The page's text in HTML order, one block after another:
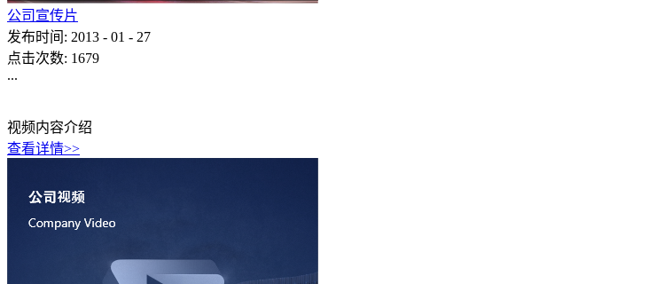
公司宣传片
发布时间: 2013 - 01 - 27
点击次数: 1679
...
视频内容介绍
查看详情>>